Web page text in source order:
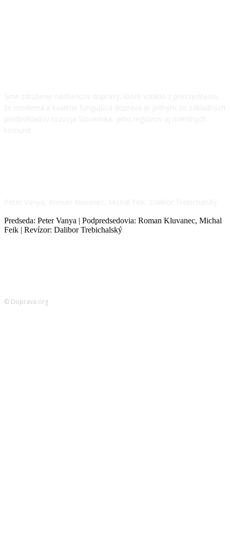
Predseda: Peter Vanya | Podpredsedovia: Roman Kluvanec, Michal
Feik | Revízor: Dalibor Trebichalský
© Doprava.org